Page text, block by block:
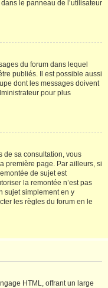
le panneau de l’utilisateur
du forum dans lequel
publiés. Il est possible aussi
dont les messages doivent
pour plus
de sa consultation, vous
première page. Par ailleurs, si
de sujet est
la remontée n’est pas
sujet simplement en y
les règles du forum en le
HTML, offrant un large